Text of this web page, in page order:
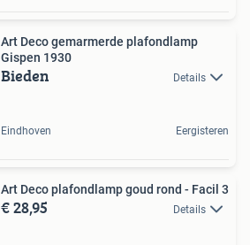
Art Deco gemarmerde plafondlamp
Gispen 1930
Bieden Details
Eindhoven Eergisteren
Art Deco plafondlamp goud rond - Facil 3
€ 28,95 Details